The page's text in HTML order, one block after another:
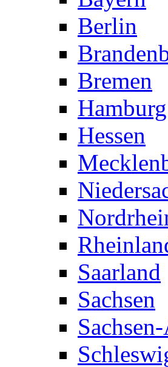
Berlin
Bremen
Hamburg
Hessen
Saarland
Sachsen